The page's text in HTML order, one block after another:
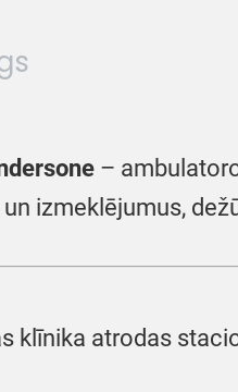
–
izmeklējumus,
klīnika atrodas